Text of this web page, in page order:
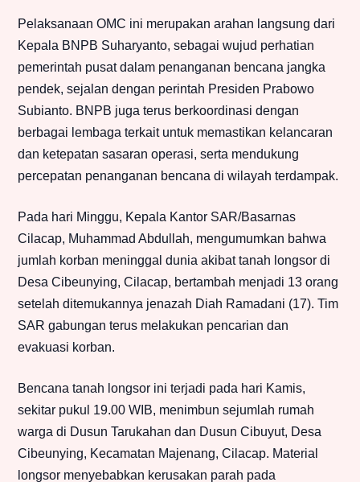
Pelaksanaan OMC ini merupakan arahan langsung dari
Kepala BNPB Suharyanto, sebagai wujud perhatian
pemerintah pusat dalam penanganan bencana jangka
pendek, sejalan dengan perintah Presiden Prabowo
Subianto. BNPB juga terus berkoordinasi dengan
berbagai lembaga terkait untuk memastikan kelancaran
dan ketepatan sasaran operasi, serta mendukung
percepatan penanganan bencana di wilayah terdampak.
Pada hari Minggu, Kepala Kantor SAR/Basarnas
Cilacap, Muhammad Abdullah, mengumumkan bahwa
jumlah korban meninggal dunia akibat tanah longsor di
Desa Cibeunying, Cilacap, bertambah menjadi 13 orang
setelah ditemukannya jenazah Diah Ramadani (17). Tim
SAR gabungan terus melakukan pencarian dan
evakuasi korban.
Bencana tanah longsor ini terjadi pada hari Kamis,
sekitar pukul 19.00 WIB, menimbun sejumlah rumah
warga di Dusun Tarukahan dan Dusun Cibuyut, Desa
Cibeunying, Kecamatan Majenang, Cilacap. Material
longsor menyebabkan kerusakan parah pada